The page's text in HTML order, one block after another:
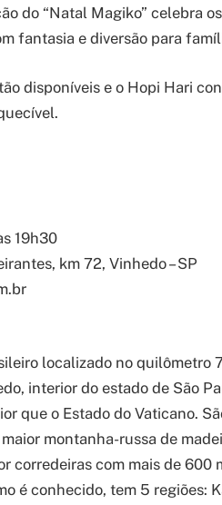
do “Natal Magiko” celebra
fantasia e diversão para
disponíveis e o Hopi Hari
19h30
km 72, Vinhedo – SP
localizado no quilômetro
interior do estado de São
que o Estado do Vaticano.
montanha-russa de
corredeiras com mais de 600
é conhecido, tem 5 regiões: